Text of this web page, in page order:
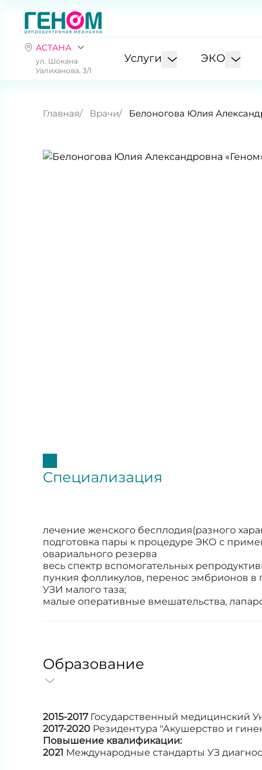
АСТАНА
ул. Шокана
Уалиханова, 3/1
Услуги ЭКО
Главная Врачи Белоногова Юлия
Специализация
лечение женского бесплодия(разного
подготовка пары к процедуре ЭКО с
овариального резерва
весь спектр вспомогательных
пункия фолликулов, перенос эмбрионов в
УЗИ малого таза;
малые оперативные вмешательства,
Образование
2015-2017Государственный медицинский
2017-2020 Резидентура "Акушерство и
Повышение квалификации:
2021 Международные стандарты УЗ